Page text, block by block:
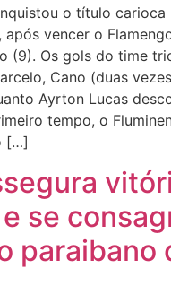
o título carioca
após vencer o
(9). Os gols do time
Cano (duas
Ayrton Lucas
tempo, o
[…]
se
paraibano